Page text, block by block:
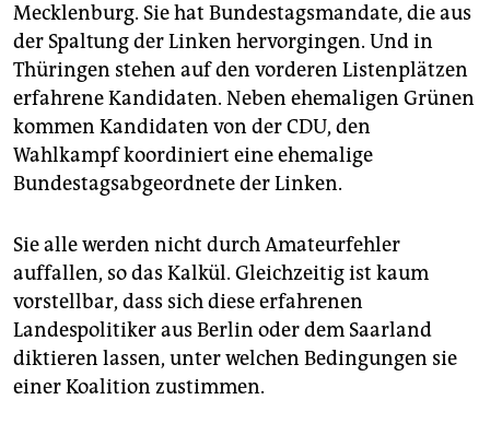
Mecklenburg. Sie hat Bundestagsmandate, die aus
der Spaltung der Linken hervorgingen. Und in
Thüringen stehen auf den vorderen Listenplätzen
erfahrene Kandidaten. Neben ehemaligen Grünen
kommen Kandidaten von der CDU, den
Wahlkampf koordiniert eine ehemalige
Bundestagsabgeordnete der Linken.
Sie alle werden nicht durch Amateurfehler
auffallen, so das Kalkül. Gleichzeitig ist kaum
vorstellbar, dass sich diese erfahrenen
Landespolitiker aus Berlin oder dem Saarland
diktieren lassen, unter welchen Bedingungen sie
einer Koalition zustimmen.